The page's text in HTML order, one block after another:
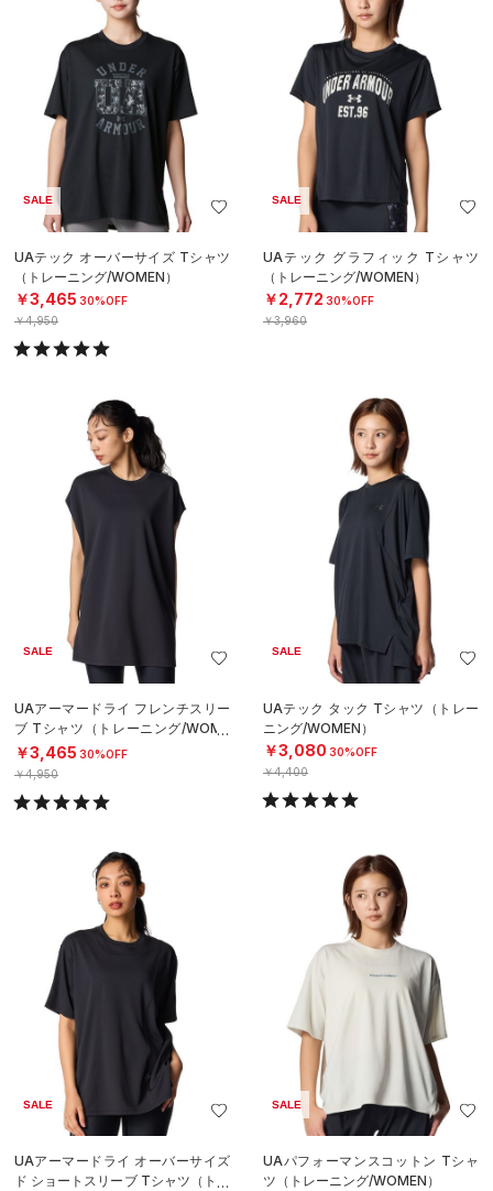
SALE
UAテック オーバーサイズ Tシャツ
（トレーニング/WOMEN）
￥3,465 30%OFF
￥4,950
SALE
UAテック グラフィック Tシャツ
（トレーニング/WOMEN）
￥2,772 30%OFF
￥3,960
SALE
UAアーマードライ フレンチスリー
ブ Tシャツ（トレーニング/WOME
N）
￥3,465 30%OFF
￥4,950
SALE
UAテック タック Tシャツ（トレー
ニング/WOMEN）
￥3,080 30%OFF
￥4,400
SALE
UAアーマードライ オーバーサイズ
ド ショートスリーブ Tシャツ（トレ
SALE
UAパフォーマンスコットン Tシャ
ツ（トレーニング/WOMEN）